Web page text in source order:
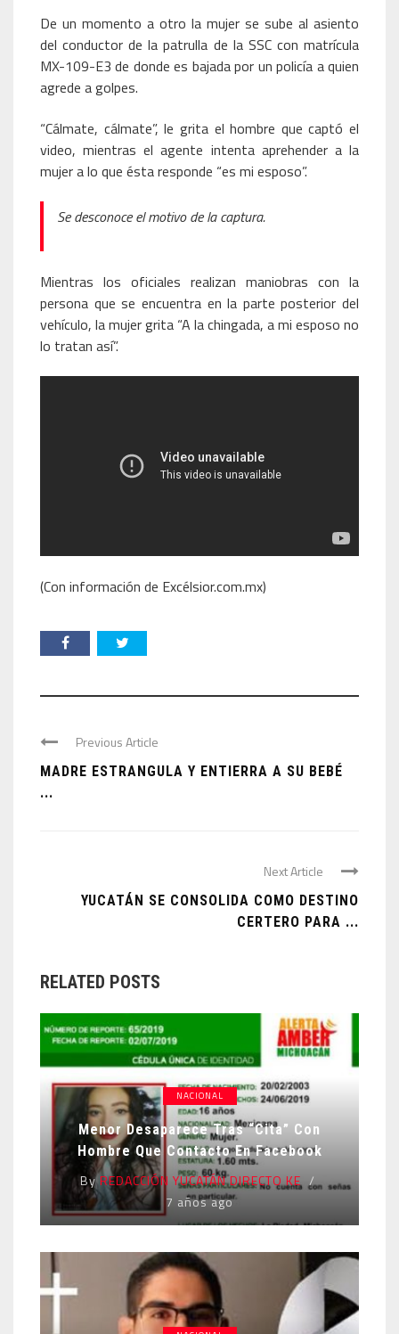
De un momento a otro la mujer se sube al asiento
del conductor de la patrulla de la SSC con matrícula
MX-109-E3 de donde es bajada por un policía a quien
agrede a golpes.
“Cálmate, cálmate”, le grita el hombre que captó el
video, mientras el agente intenta aprehender a la
mujer a lo que ésta responde “es mi esposo”.
Se desconoce el motivo de la captura.
Mientras los oficiales realizan maniobras con la
persona que se encuentra en la parte posterior del
vehículo, la mujer grita “A la chingada, a mi esposo no
lo tratan así”.
(Con información de Excélsior.com.mx)
Previous Article
MADRE ESTRANGULA Y ENTIERRA A SU BEBÉ
...
Next Article
YUCATÁN SE CONSOLIDA COMO DESTINO
CERTERO PARA ...
RELATED POSTS
NACIONAL
Menor Desaparece Tras “cita” Con
Hombre Que Contacto En Facebook
ByREDACCIÓN YUCATÁN DIRECTO KE
7 años ago